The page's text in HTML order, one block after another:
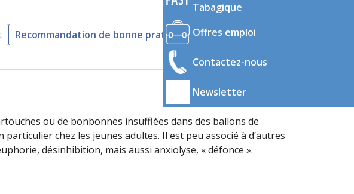
Tabagique
Offres emploi
Contactez-nous
Newsletter
Recommandation de bonne pratique Synthèse Vidéo
ou de bonbonnes insufflées dans des ballons de
chez les jeunes adultes. Il est peu associé à d’autres
désinhibition, mais aussi anxiolyse, « défonce ».